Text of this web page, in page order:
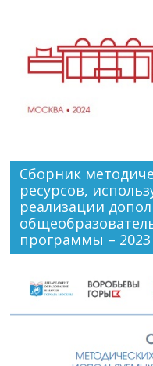
Сборник
ресурсов,
реализации
программы – 2023